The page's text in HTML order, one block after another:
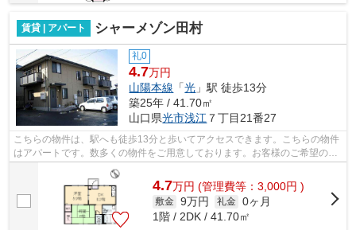
賃貸 | アパート シャーメゾン田村
礼0
4.7万円
山陽本線 「光 」駅 徒歩13分
築25年 / 41.70㎡
山口県光市浅江 ７丁目21番27
こちらの物件は、駅へも徒歩13分と歩いてアクセスできます。こちらの物件
はアパートです。数多くの物件をご用意しております。お客様のご希望の物
件をお選び下さい。スタッフ一同、ご...
4.7万円 (管理費等：3,000円 )
敷金 9万円 礼金 0ヶ月
1階 / 2DK / 41.70㎡